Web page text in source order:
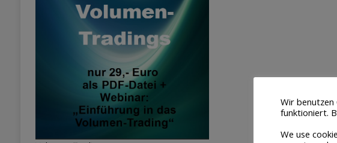
Wir
funktioniert.
We use